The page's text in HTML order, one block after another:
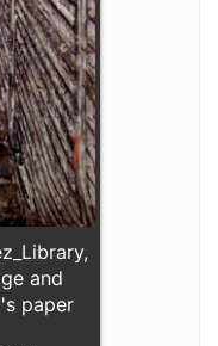
and
paper